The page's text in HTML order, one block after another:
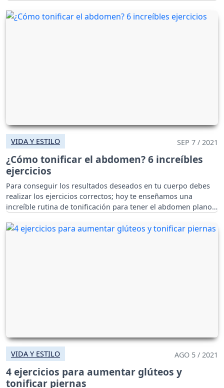
VIDA Y ESTILO SEP 7 / 2021
¿Cómo tonificar el abdomen? 6 increíbles
ejercicios
Para conseguir los resultados deseados en tu cuerpo debes
realizar los ejercicios correctos; hoy te enseñamos una
increíble rutina de tonificación para tener el abdomen plano.
VIDA Y ESTILO AGO 5 / 2021
4 ejercicios para aumentar glúteos y
tonificar piernas